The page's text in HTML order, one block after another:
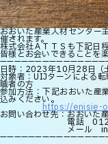
おおいた産業人材センター
催されます。
株式会社ＡＴＴＳも下記日
皆様とお会いできることを
日時：2023年10月28日
対象者：UIJターンによる
職者の方
参加方法：下記おおいた産
込みください。
https://enisie-
お問い合わせ先：おおい
電話 0120-
メール